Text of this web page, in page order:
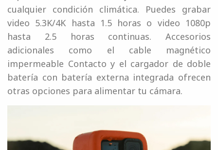
cualquier condición climática. Puedes grabar
video 5.3K/4K hasta 1.5 horas o video 1080p
hasta 2.5 horas continuas. Accesorios
adicionales como el cable magnético
impermeable Contacto y el cargador de doble
batería con batería externa integrada ofrecen
otras opciones para alimentar tu cámara.